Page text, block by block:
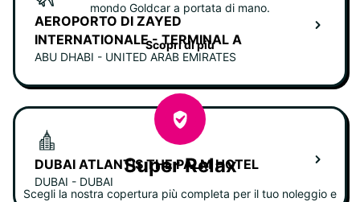
AEROPORTO DI ZAYED
INTERNATIONALE - TERMINAL A
ABU DHABI - UNITED ARAB EMIRATES
DUBAI ATLANTIS THE PALM HOTEL
DUBAI - DUBAI
mondo Goldcar a portata di mano.
Scopri di più
Super Relax
Scegli la nostra copertura più completa per il tuo noleggio e